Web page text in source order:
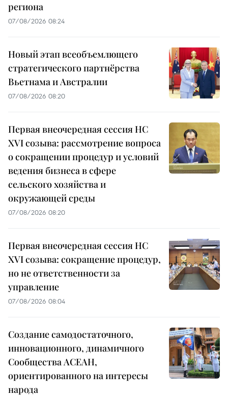
региона
07/08/2026 08:24
Новый этап всеобъемлющего
стратегического партнёрства
Вьетнама и Австралии
07/08/2026 08:20
Первая внеочередная сессия НС
XVI созыва: рассмотрение вопроса
о сокращении процедур и условий
ведения бизнеса в сфере
сельского хозяйства и
окружающей среды
07/08/2026 08:20
Первая внеочередная сессия НС
XVI созыва: сокращение процедур,
но не ответственности за
управление
07/08/2026 08:04
Создание самодостаточного,
инновационного, динамичного
Сообщества АСЕАН,
ориентированного на интересы
народа